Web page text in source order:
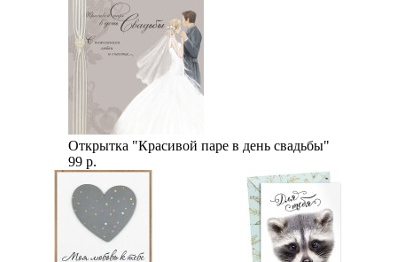
Открытка "Красивой паре в день свадьбы"
99 р.